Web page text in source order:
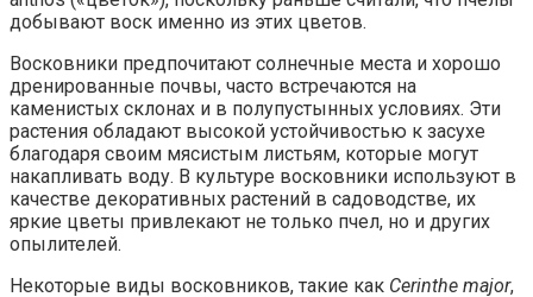
добывают воск именно из этих цветов.
Восковники предпочитают солнечные места и хорошо
дренированные почвы, часто встречаются на
каменистых склонах и в полупустынных условиях. Эти
растения обладают высокой устойчивостью к засухе
благодаря своим мясистым листьям, которые могут
накапливать воду. В культуре восковники используют в
качестве декоративных растений в садоводстве, их
яркие цветы привлекают не только пчел, но и других
опылителей.
Некоторые виды восковников, такие как Cerinthe major,